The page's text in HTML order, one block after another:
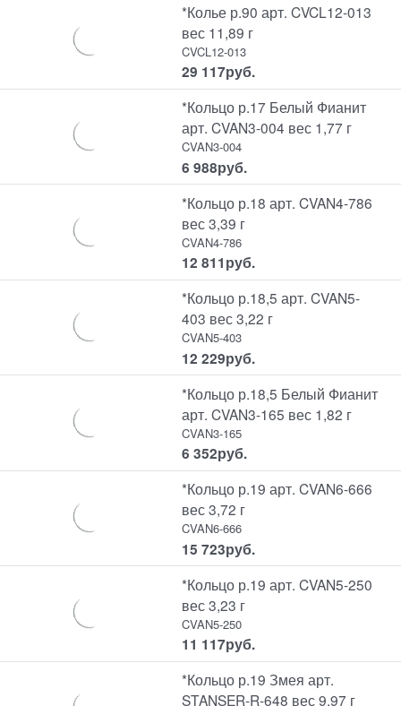
*Колье р.90 арт. CVCL12-013
вес 11,89 г
CVCL12-013
29 117руб.
*Кольцо р.17 Белый Фианит
арт. CVAN3-004 вес 1,77 г
CVAN3-004
6 988руб.
*Кольцо р.18 арт. CVAN4-786
вес 3,39 г
CVAN4-786
12 811руб.
*Кольцо р.18,5 арт. CVAN5-
403 вес 3,22 г
CVAN5-403
12 229руб.
*Кольцо р.18,5 Белый Фианит
арт. CVAN3-165 вес 1,82 г
CVAN3-165
6 352руб.
*Кольцо р.19 арт. CVAN6-666
вес 3,72 г
CVAN6-666
15 723руб.
*Кольцо р.19 арт. CVAN5-250
вес 3,23 г
CVAN5-250
11 117руб.
*Кольцо р.19 Змея арт.
STANSER-R-648 вес 9,97 г